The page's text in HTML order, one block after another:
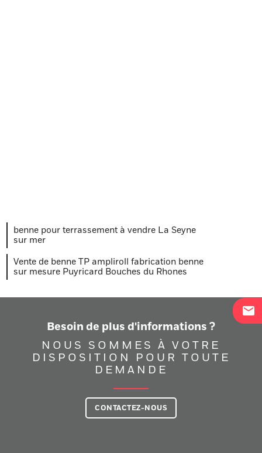
benne pour terrassement à vendre La Seyne
sur mer
Vente de benne TP ampliroll fabrication benne
sur mesure Puyricard Bouches du Rhones
Besoin de plus d'informations ?
NOUS SOMMES À VOTRE
DISPOSITION POUR TOUTE
DEMANDE
CONTACTEZ-NOUS
mail